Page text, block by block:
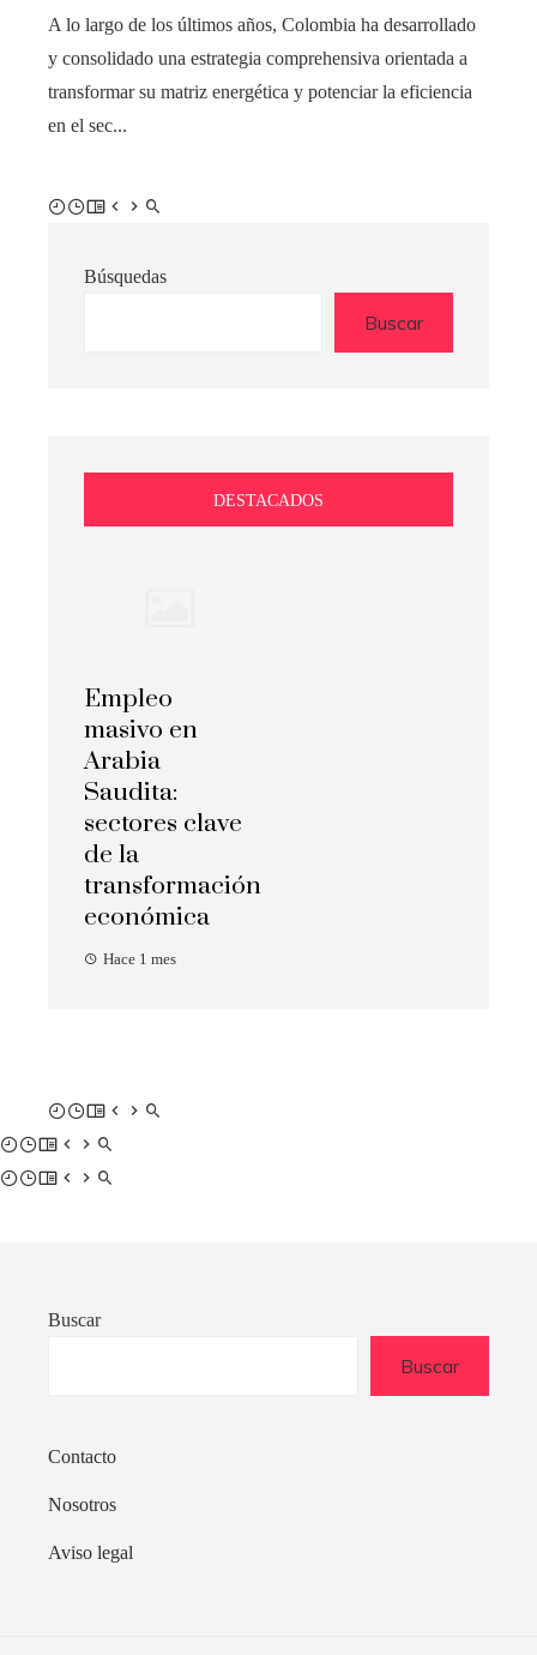
A lo largo de los últimos años, Colombia ha desarrollado
y consolidado una estrategia comprehensiva orientada a
transformar su matriz energética y potenciar la eficiencia
en el sec...
Búsquedas
Buscar
DESTACADOS
Empleo
masivo en
Arabia
Saudita:
sectores clave
de la
transformación
económica
Hace 1 mes
Buscar
Buscar
Contacto
Nosotros
Aviso legal